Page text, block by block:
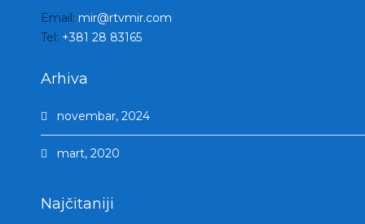
Email: mir@rtvmir.com
Tel: +381 28 83165
Arhiva
novembar, 2024
mart, 2020
Najčitaniji